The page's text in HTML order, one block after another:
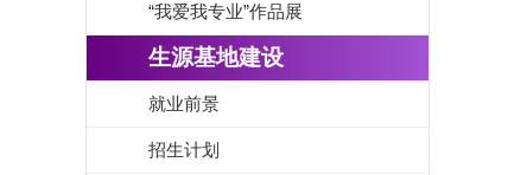
“我爱我专业”作品展
生源基地建设
就业前景
招生计划